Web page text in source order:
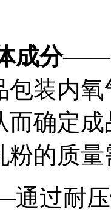
成分——
包装内
而确定
粉的质量
过耐压